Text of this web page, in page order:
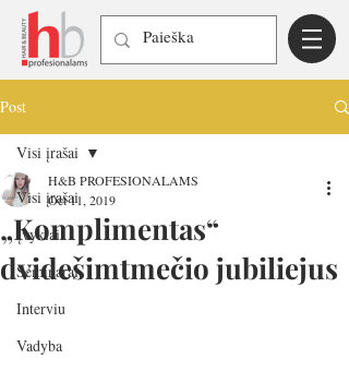
Post
Visi įrašai
Įvykiai
Seminarai
Interviu
Vadyba
Visi įrašai
„Komplimentas“
dvidešimtmečio jubiliejus
H&B PROFESIONALAMS
Oct 11, 2019